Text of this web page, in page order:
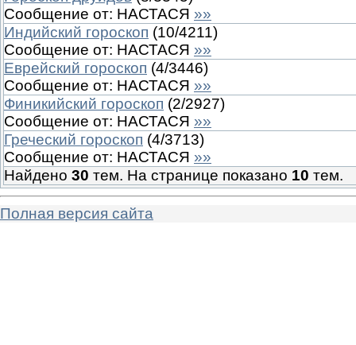
Сообщение от: НАСТАСЯ »»
Индийский гороскоп (10/4211)
Сообщение от: НАСТАСЯ »»
Еврейский гороскоп (4/3446)
Сообщение от: НАСТАСЯ »»
Финикийский гороскоп (2/2927)
Сообщение от: НАСТАСЯ »»
Греческий гороскоп (4/3713)
Сообщение от: НАСТАСЯ »»
Найдено 30 тем. На странице показано 10 тем.
Полная версия сайта